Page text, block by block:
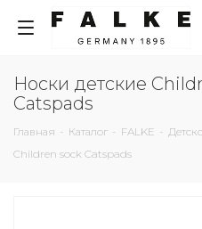
Носки детские
Catspads
Главная - Каталог - FALKE -
Children sock Catspads